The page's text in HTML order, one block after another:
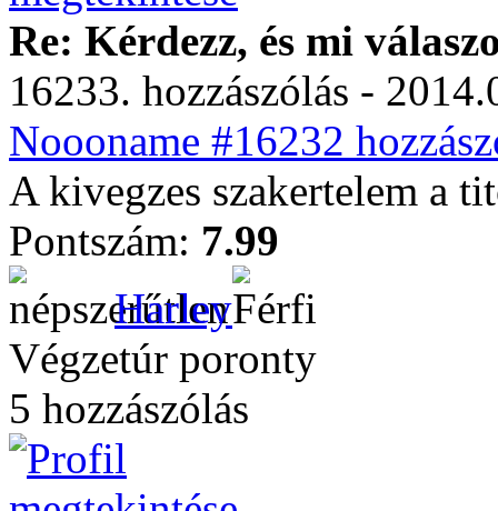
Re: Kérdezz, és mi
16233. hozzászólás -
Noooname #16232
A kivegzes szakertelem a
Pontszám: 7.99
Harley
Végzetúr poronty
5 hozzászólás